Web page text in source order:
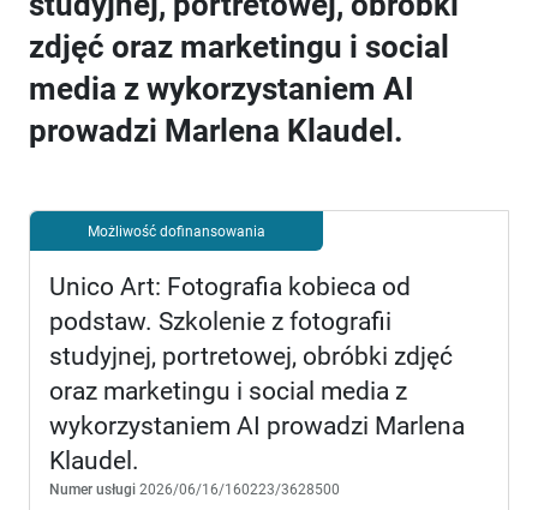
zdjęć oraz marketingu i social
media z wykorzystaniem AI
prowadzi Marlena Klaudel.
Możliwość dofinansowania
Unico Art: Fotografia kobieca od
podstaw. Szkolenie z fotografii
studyjnej, portretowej, obróbki zdjęć
oraz marketingu i social media z
wykorzystaniem AI prowadzi Marlena
Klaudel.
Numer usługi 2026/06/16/160223/3628500